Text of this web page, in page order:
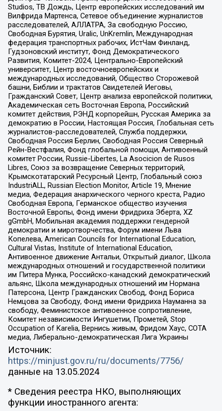
Studios, ТВ Дождь, Центр европейских исследований им
Вилфрида Мартенса, Сетевое объединение журналистов
расследователей, АЛЛАТРА, За свободную Россию,
Свободная Бурятия, Uralic, UnKremlin, Международная
федерация транспортных рабочих, ИстЧам Финланд,
Гудзоновский институт, Фонд Демократического
Развития, Комитет-2024, Центрально-Европейский
университет, Центр восточноевропейских и
международных исследований, Общество Сторожевой
башни, Библии и трактатов Свидетелей Иеговы,
Гражданский Совет, Центр анализа европейской политики,
Академическая сеть Восточная Европа, Российский
комитет действия, РЭНД корпорейшн, Русская Америка за
демократию в России, Настоящая Россия, Глобальная сеть
журналистов-расследователей, Служба поддержки,
Свободная Россия Берлин, Свободная Россия Северный
Рейн-Вестфалия, Фонд глобальной помощи, Антивоенный
комитет России, Russie-Libertes, La Asocicion de Rusos
Libres, Союз за возвращение Северных территорий,
Крымскотатарский Ресурсный Центр, Глобальный союз
IndustriALL, Russian Election Monitor, Article 19, Мнение
медиа, Федерация анархического черного креста, Радио
Свободная Европа, Германское общество изучения
Восточной Европы, Фонд имени Фридриха Эберта, XZ
gGmbH, Мобильная академия поддержки гендерной
демократии и миротворчества, Форум имени Льва
Копелева, American Councils for International Education,
Cultural Vistas, Institute of International Education,
Антивоенное движение Антальи, Открытый диалог, Школа
международных отношений и государственной политики
им Питера Мунка, Российско-канадский демократический
альянс, Школа международных отношений им Нормана
Патерсона, Центр Гражданских Свобод, Фонд Бориса
Немцова за Свободу, Фонд имени Фридриха Науманна за
свободу, Феминистское антивоенное сопротивление,
Комитет независимости Ингушетии, Прометей, Stop
Occupation of Karelia, Вернись живым, Фридом Хаус, СОТА
медиа, Либерально-демократическая Лига Украины
Источник:
https://minjust.gov.ru/ru/documents/7756/
данные на 13.05.2024
* Сведения реестра НКО, выполняющих
функции иностранного агента: